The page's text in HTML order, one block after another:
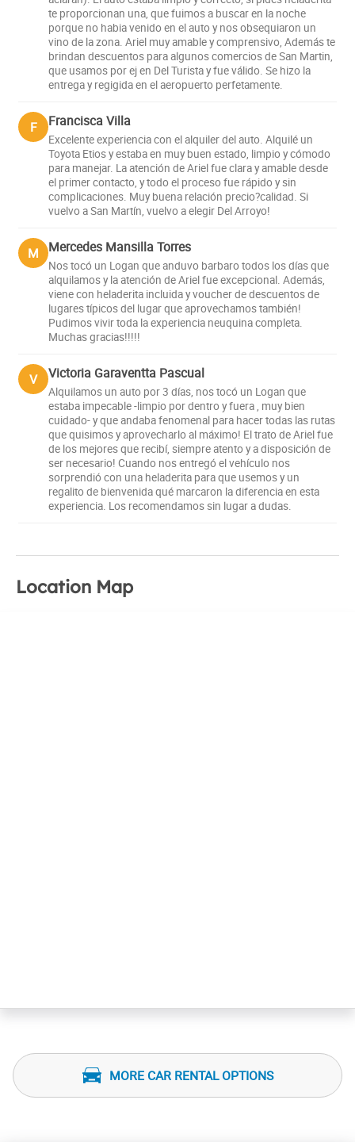
te proporcionan una, que fuimos a buscar en la noche
porque no habia venido en el auto y nos obsequiaron un
vino de la zona. Ariel muy amable y comprensivo, Además te
brindan descuentos para algunos comercios de San Martin,
que usamos por ej en Del Turista y fue válido. Se hizo la
entrega y regigida en el aeropuerto perfetamente.
F Francisca Villa
Excelente experiencia con el alquiler del auto. Alquilé un
Toyota Etios y estaba en muy buen estado, limpio y cómodo
para manejar. La atención de Ariel fue clara y amable desde
el primer contacto, y todo el proceso fue rápido y sin
complicaciones. Muy buena relación precio?calidad. Si
vuelvo a San Martín, vuelvo a elegir Del Arroyo!
M Mercedes Mansilla Torres
Nos tocó un Logan que anduvo barbaro todos los días que
alquilamos y la atención de Ariel fue excepcional. Además,
viene con heladerita incluida y voucher de descuentos de
lugares típicos del lugar que aprovechamos también!
Pudimos vivir toda la experiencia neuquina completa.
Muchas gracias!!!!!
V Victoria Garaventta Pascual
Alquilamos un auto por 3 días, nos tocó un Logan que
estaba impecable -limpio por dentro y fuera , muy bien
cuidado- y que andaba fenomenal para hacer todas las rutas
que quisimos y aprovecharlo al máximo! El trato de Ariel fue
de los mejores que recibí, siempre atento y a disposición de
ser necesario! Cuando nos entregó el vehículo nos
sorprendió con una heladerita para que usemos y un
regalito de bienvenida qué marcaron la diferencia en esta
experiencia. Los recomendamos sin lugar a dudas.
Location Map
MORE CAR RENTAL OPTIONS